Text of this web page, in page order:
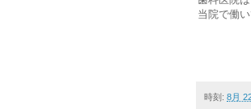
当院で働
時刻: 8月